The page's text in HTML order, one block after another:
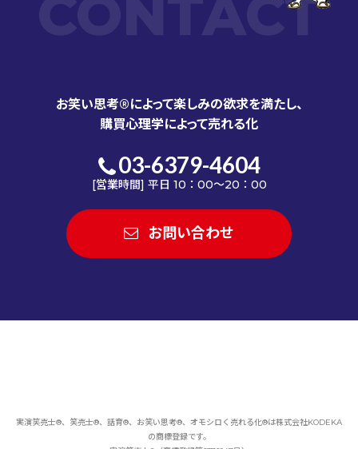
CONTACT
お笑い思考®によって楽しみの欲求を満たし、
購買心理学によって売れる化
03-6379-4604
[営業時間] 平日 10：00～20：00
お問い合わせ
実演笑売士®、笑売士®、話育®、お笑い思考®、オモシロく売れる化®は株式会社KODEKA
の商標登録です。